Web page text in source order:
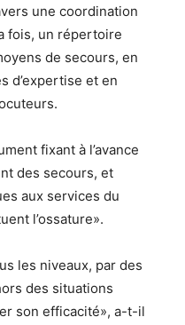
une coordination
fois, un répertoire
de secours, en
d’expertise et en
fixant à l’avance
des secours, et
aux services du
l’ossature».
les niveaux, par des
des situations
son efficacité», a-t-il